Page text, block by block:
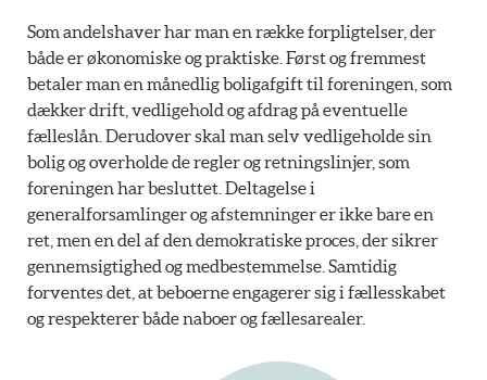
Som andelshaver har man en række forpligtelser, der
både er økonomiske og praktiske. Først og fremmest
betaler man en månedlig boligafgift til foreningen, som
dækker drift, vedligehold og afdrag på eventuelle
fælleslån. Derudover skal man selv vedligeholde sin
bolig og overholde de regler og retningslinjer, som
foreningen har besluttet. Deltagelse i
generalforsamlinger og afstemninger er ikke bare en
ret, men en del af den demokratiske proces, der sikrer
gennemsigtighed og medbestemmelse. Samtidig
forventes det, at beboerne engagerer sig i fællesskabet
og respekterer både naboer og fællesarealer.